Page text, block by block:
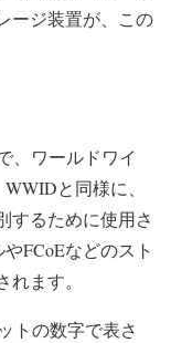
ージ装置が、この
、ワールドワイ
と同様に、
するために使用さ
FCoEなどのスト
ます。
トの数字で表さ